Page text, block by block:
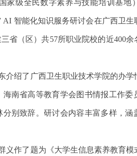
家级全民数字素养与技能培训基地
智能化知识服务研讨会在广西卫生
省（区）共57所职业院校的近400
介绍了广西卫生职业技术学院的办学
南省高等教育学会图书情报工作委
别致辞。研讨会内容丰富多样，涵
义作了题为《大学生信息素养教育模